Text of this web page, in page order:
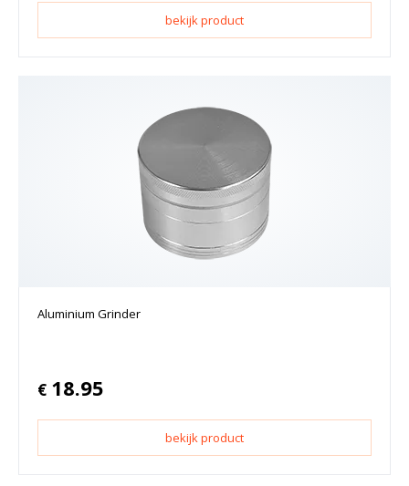
bekijk product
Aluminium Grinder
€ 18.95
bekijk product